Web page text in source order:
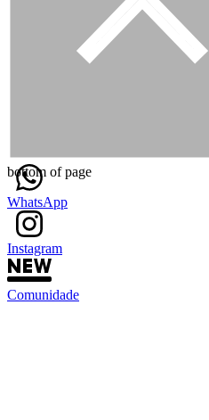
WhatsApp
Instagram
Comunidade
bottom of page